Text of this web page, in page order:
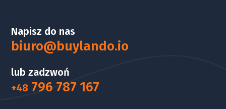
Napisz do nas
biuro@buylando.io
lub zadzwoń
+48 796 787 167